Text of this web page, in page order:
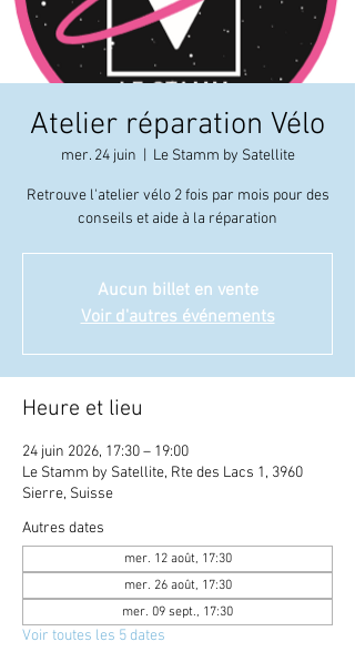
Atelier réparation Vélo
mer. 24 juin Le Stamm by Satellite
Retrouve l'atelier vélo 2 fois par mois pour des
conseils et aide à la réparation
Aucun billet en vente
Voir d'autres événements
Heure et lieu
24 juin 2026, 17:30 – 19:00
Le Stamm by Satellite, Rte des Lacs 1, 3960
Sierre, Suisse
Autres dates
mer. 12 août, 17:30
mer. 26 août, 17:30
mer. 09 sept., 17:30
Voir toutes les 5 dates